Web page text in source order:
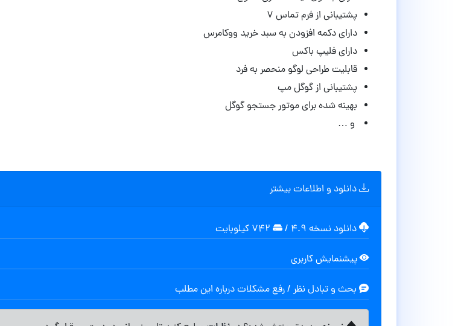
پشتیبانی از فرم تماس ۷
دارای دکمه افزودن به سبد خرید ووکامرس
دارای فلیپ باکس
قابلیت طراحی لوگو منحصر به فرد
پشتیبانی از گوگل مپ
بهینه شده برای موتور جستجو گوگل
و …
دانلود و اطلاعات بیشتر
دانلود نسخه ۴.۹ /
پیشنمایش کاربری
بحث و تبادل نظر / رفع مشکلات درباره این مطلب